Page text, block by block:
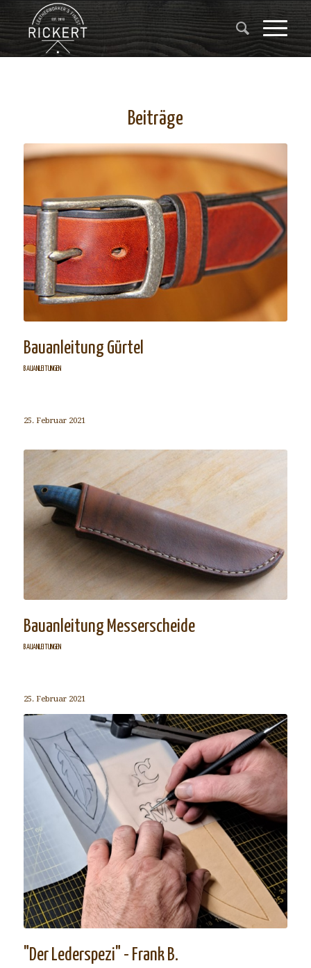
Beiträge
Bauanleitung Gürtel
BAUANLEITUNGEN
25. Februar 2021
Bauanleitung Messerscheide
BAUANLEITUNGEN
25. Februar 2021
"Der Lederspezi" - Frank B.